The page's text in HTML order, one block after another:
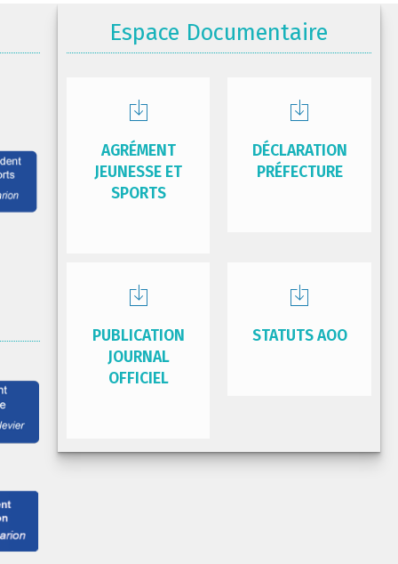
Espace Documentaire
AGRÉMENT
JEUNESSE ET
SPORTS
DÉCLARATION
PRÉFECTURE
PUBLICATION
JOURNAL
OFFICIEL
STATUTS AOO